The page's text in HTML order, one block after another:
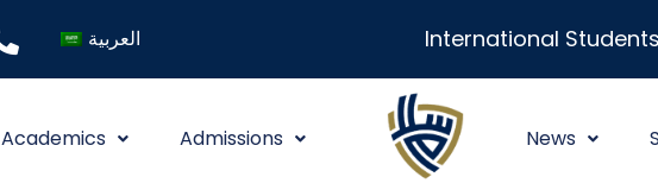
العربية International
Academics Admissions News